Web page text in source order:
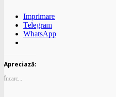
Imprimare
Telegram
WhatsApp
Apreciază:
Încarc...